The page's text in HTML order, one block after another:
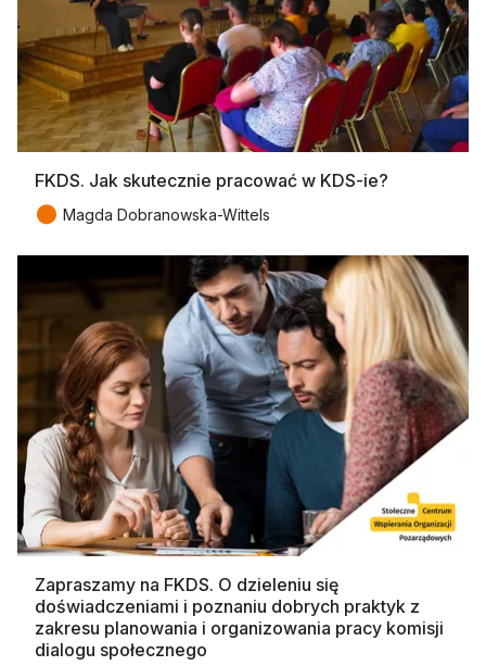
FKDS. Jak skutecznie pracować w KDS-ie?
● Magda Dobranowska-Wittels
Zapraszamy na FKDS. O dzieleniu się
doświadczeniami i poznaniu dobrych praktyk z
zakresu planowania i organizowania pracy komisji
dialogu społecznego